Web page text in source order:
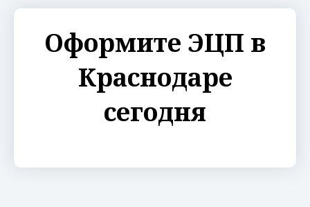
Оформите ЭЦП в
Краснодаре
сегодня